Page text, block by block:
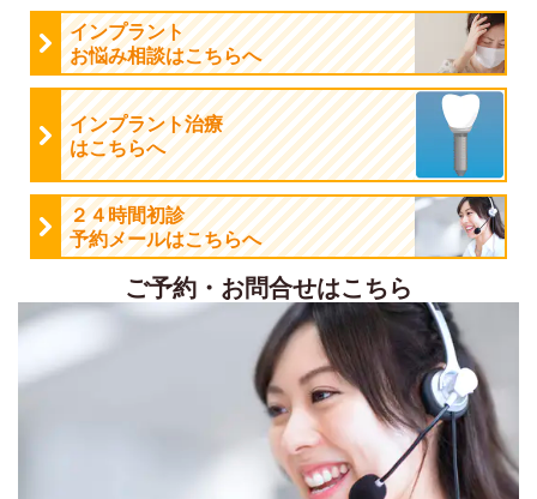
インプラント
お悩み相談はこちらへ
インプラント治療
はこちらへ
２４時間初診
予約メールはこちらへ
ご予約・お問合せはこちら